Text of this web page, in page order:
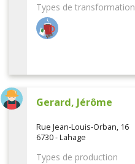
Types de transformation
Gerard, Jérôme
Rue Jean-Louis-Orban, 16
6730 - Lahage
Types de production